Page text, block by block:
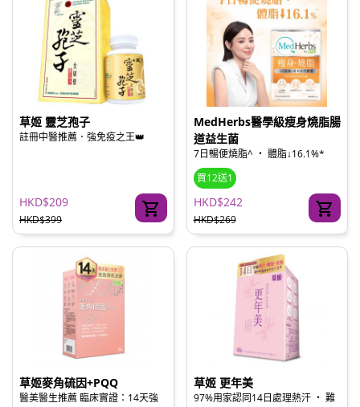
草姬 靈芝孢子
註冊中醫推薦．強免疫之王👑
HKD$209
HKD$399
MedHerbs醫學級瘦身燒脂腸
道益生菌
7日暢便燒脂^ ‧ 體脂↓16.1%*
買12送1
HKD$242
HKD$269
草姬麥角硫因+PQQ
醫美醫生推薦 臨床實證：14天強
草姬 更年美
97%用家認同14日處理熱汗 ‧ 難